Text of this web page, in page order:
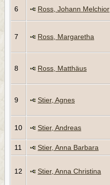
6 Ross, Johann Melchior
7 Ross, Margaretha
8 Ross, Matthäus
9 Stier, Agnes
10 Stier, Andreas
11 Stier, Anna Barbara
12 Stier, Anna Christina